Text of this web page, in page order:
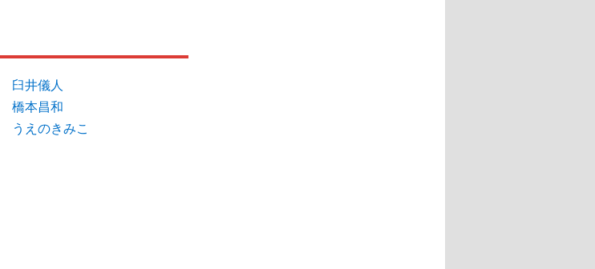
臼井儀人
橋本昌和
うえのきみこ